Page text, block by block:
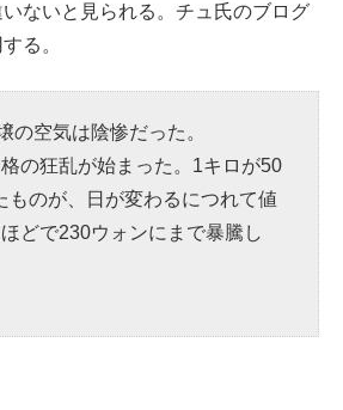
ないと見られる。チュ氏のブログ
る。
の空気は陰惨だった。
の狂乱が始まった。1キロが50
ものが、日が変わるにつれて値
ほどで230ウォンにまで暴騰し